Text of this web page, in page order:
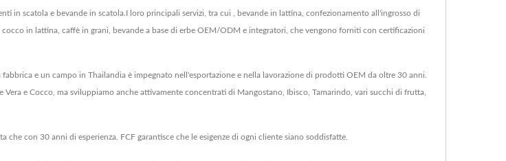
in scatola e bevande in scatola.I loro principali servizi, tra cui , bevande in lattina, confezionamento all'ingrosso di
in lattina, caffè in grani, bevande a base di erbe OEM/ODM e integratori, che vengono forniti con certificazioni
e un campo in Thailandia è impegnato nell'esportazione e nella lavorazione di prodotti OEM da oltre 30 anni.
e Cocco, ma sviluppiamo anche attivamente concentrati di Mangostano, Ibisco, Tamarindo, vari succhi di frutta,
con 30 anni di esperienza. FCF garantisce che le esigenze di ogni cliente siano soddisfatte.